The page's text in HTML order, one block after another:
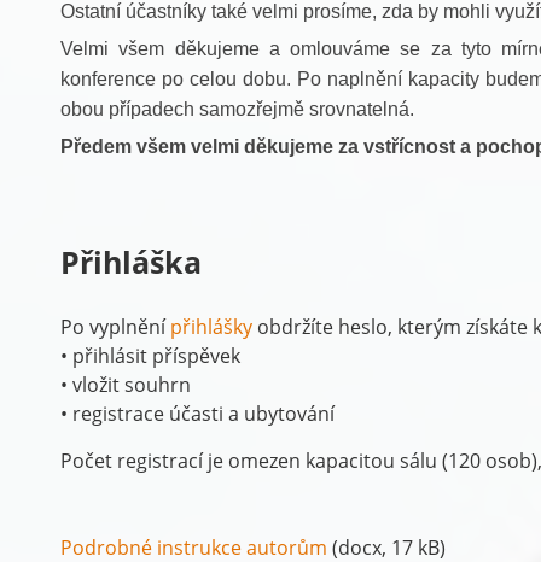
Ostatní účastníky také velmi prosíme, zda by mohli
Velmi všem děkujeme a omlouváme se za tyto
konference po celou dobu. Po naplnění kapacity
obou případech samozřejmě srovnatelná.
Předem všem velmi děkujeme za vstřícnost a
Přihláška
Po vyplněnípřihlášky obdržíte heslo, kterým získáte
• přihlásit příspěvek
• vložit souhrn
• registrace účasti a ubytování
Počet registrací je omezen kapacitou sálu (120
Podrobné instrukce autorům (docx, 17 kB)